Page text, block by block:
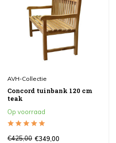
AVH-Collectie
Concord tuinbank 120 cm
teak
Op voorraad
€425,00 €349,00